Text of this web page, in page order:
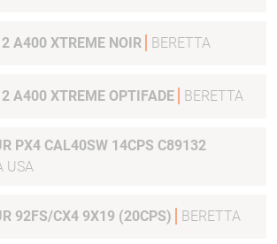
2 A400 XTREME NOIR BERETTA
2 A400 XTREME OPTIFADE BERETTA
CHARGEUR PX4 CAL40SW 14CPS C89132
USA
92FS/CX4 9X19 (20CPS) BERETTA